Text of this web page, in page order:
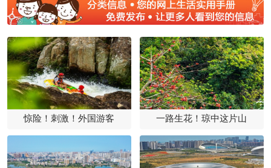
惊险！刺激！外国游客 一路生花！琼中这片山